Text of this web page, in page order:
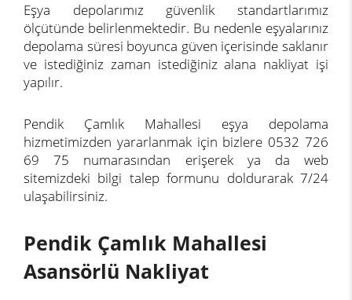
Eşya depolarımız güvenlik standartlarımız
ölçütünde belirlenmektedir. Bu nedenle eşyalarınız
depolama süresi boyunca güven içerisinde saklanır
ve istediğiniz zaman istediğiniz alana nakliyat işi
yapılır.
Pendik Çamlık Mahallesi eşya depolama
hizmetimizden yararlanmak için bizlere 0532 726
69 75 numarasından erişerek ya da web
sitemizdeki bilgi talep formunu doldurarak 7/24
ulaşabilirsiniz.
Pendik Çamlık Mahallesi
Asansörlü Nakliyat